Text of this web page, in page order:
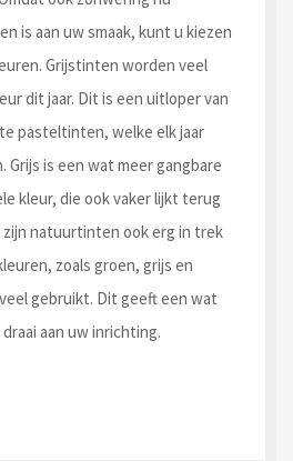
is aan uw smaak, kunt u kiezen
Grijstinten worden veel
dit jaar. Dit is een uitloper van
pasteltinten, welke elk jaar
Grijs is een wat meer gangbare
kleur, die ook vaker lijkt terug
zijn natuurtinten ook erg in trek
zoals groen, grijs en
gebruikt. Dit geeft een wat
aan uw inrichting.